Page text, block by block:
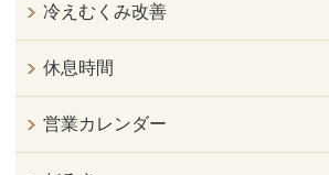
冷えむくみ改善
休息時間
営業カレンダー